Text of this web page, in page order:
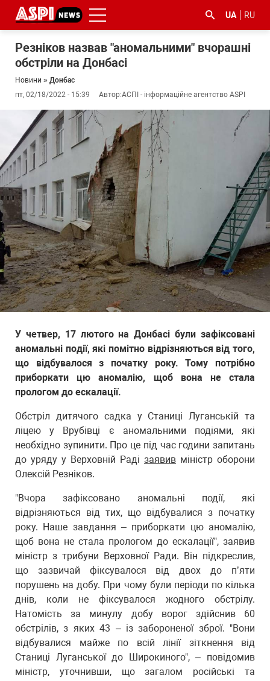
UA RU
Резніков назвав "аномальними" вчорашні
обстріли на Донбасі
Новини » Донбас
пт, 02/18/2022 - 15:39
Автор:АСПІ - інформаційне агентство ASPI
У четвер, 17 лютого на Донбасі були зафіксовані
аномальні події, які помітно відрізняються від того,
що відбувалося з початку року. Тому потрібно
приборкати цю аномалію, щоб вона не стала
прологом до ескалації.
Обстріл дитячого садка у Станиці Луганській та
ліцею у Врубівці є аномальними подіями, які
необхідно зупинити. Про це під час години запитань
до уряду у Верховній Раді заявив міністр оборони
Олексій Резніков.
"Вчора зафіксовано аномальні події, які
відрізняються від тих, що відбувалися з початку
року. Наше завдання – приборкати цю аномалію,
щоб вона не стала прологом до ескалації", заявив
міністр з трибуни Верховної Ради. Він підкреслив,
що зазвичай фіксувалося від двох до п’яти
порушень на добу. При чому були періоди по кілька
днів, коли не фіксувалося жодного обстрілу.
Натомість за минулу добу ворог здійснив 60
обстрілів, з яких 43 – із забороненої зброї. "Вони
відбувалися майже по всій лінії зіткнення від
Станиці Луганської до Широкиного", – повідомив
міністр, уточнивши, що загалом російські та
#ООС
#боротьба
корупцією
#ДФС #Київ #коронавірус